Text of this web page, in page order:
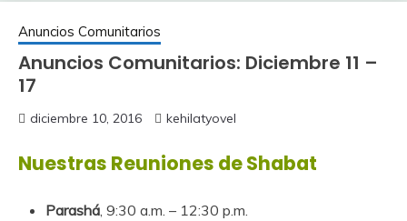
Anuncios Comunitarios
Anuncios Comunitarios: Diciembre 11 –
17
diciembre 10, 2016 kehilatyovel
Nuestras Reuniones de Shabat
Parashá , 9:30 a.m. – 12:30 p.m.